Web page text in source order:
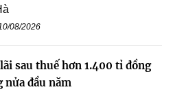
08/2026
sau thuế hơn 1.400 tỉ đồng
nửa đầu năm